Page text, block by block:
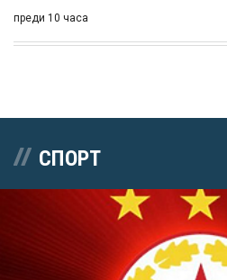
преди 10 часа
СПОРТ